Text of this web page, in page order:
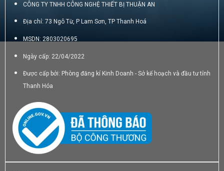
CÔNG TY TNHH CÔNG NGHỆ THIẾT BỊ THUẬN AN
Địa chỉ: 73 Ngô Từ, P Lam Sơn, TP Thanh Hoá
MSDN: 2803020695
Ngày cấp: 22/04/2022
Được cấp bởi: Phòng đăng kí Kinh Doanh - Sở kế hoạch và đầu tư tỉnh
Thanh Hóa